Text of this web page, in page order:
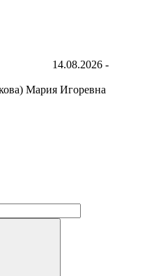
14.08.2026 -
Мария Игоревна